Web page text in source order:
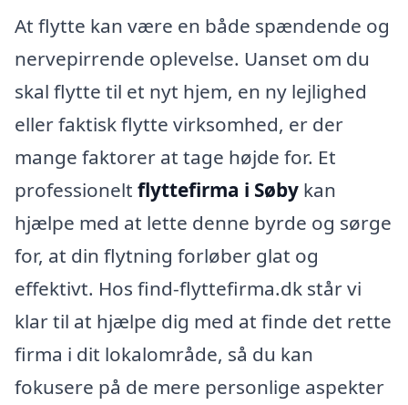
At flytte kan være en både spændende og
nervepirrende oplevelse. Uanset om du
skal flytte til et nyt hjem, en ny lejlighed
eller faktisk flytte virksomhed, er der
mange faktorer at tage højde for. Et
professionelt flyttefirma i Søby kan
hjælpe med at lette denne byrde og sørge
for, at din flytning forløber glat og
effektivt. Hos find-flyttefirma.dk står vi
klar til at hjælpe dig med at finde det rette
firma i dit lokalområde, så du kan
fokusere på de mere personlige aspekter